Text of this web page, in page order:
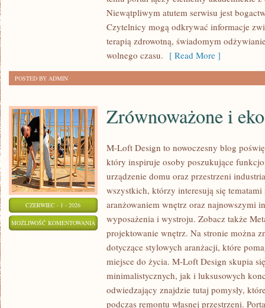
Niewątpliwym atutem serwisu jest
Czytelnicy mogą odkrywać informacje
terapią zdrowotną, świadomym
wolnego czasu. [ Read More ]
POSTED BY ADMIN
CZERWIEC - 1 - 2026
MOŻLIWOŚĆ KOMENTOWANIA ZRÓWNOWAŻONE
WNĘTRZA
Zrównoważone i
M-Loft Design to nowoczesny blog
który inspiruje osoby poszukujące
urządzenie domu oraz przestrzeni
wszystkich, którzy interesują się
aranżowaniem wnętrz oraz najnowszymi
wyposażenia i wystroju. Zobacz także
projektowanie wnętrz. Na stronie można
dotyczące stylowych aranżacji, które
miejsce do życia. M-Loft Design skupia
minimalistycznych, jak i luksusowych
odwiedzający znajdzie tutaj pomysły,
podczas remontu własnej przestrzeni.